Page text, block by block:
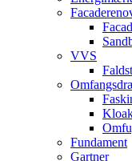
VVS
Fundament
Gartner